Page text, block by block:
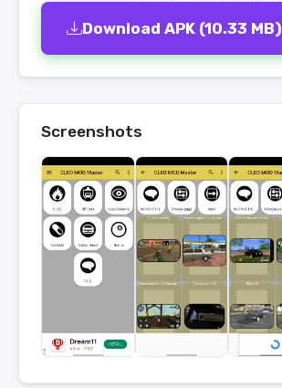
Download APK (10.33 MB)
Screenshots